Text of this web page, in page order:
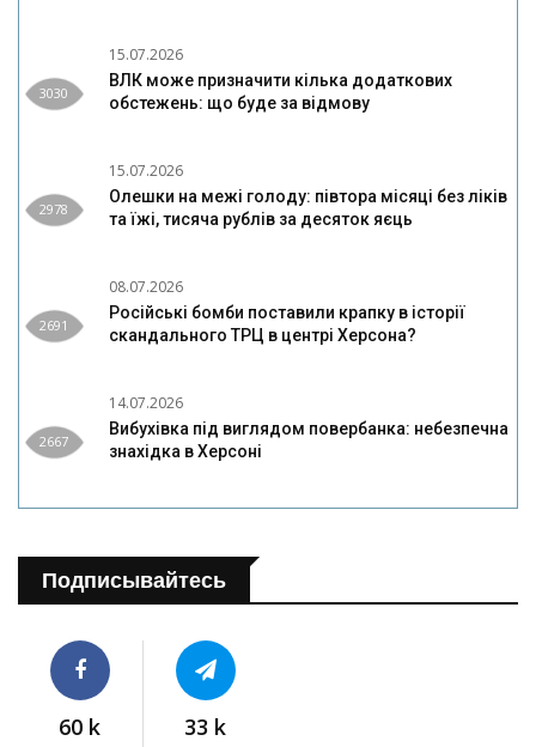
3030
15.07.2026
ВЛК може призначити кілька додаткових
обстежень: що буде за відмову
2978
15.07.2026
Олешки на межі голоду: півтора місяці без ліків
та їжі, тисяча рублів за десяток яєць
2691
08.07.2026
Російські бомби поставили крапку в історії
скандального ТРЦ в центрі Херсона?
2667
14.07.2026
Вибухівка під виглядом повербанка: небезпечна
знахідка в Херсоні
Подписывайтесь
60 k 33 k